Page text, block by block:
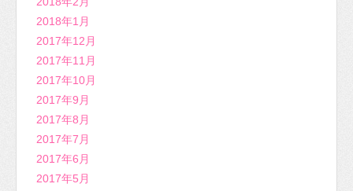
2018年1月
2017年12月
2017年11月
2017年10月
2017年9月
2017年8月
2017年7月
2017年6月
2017年5月